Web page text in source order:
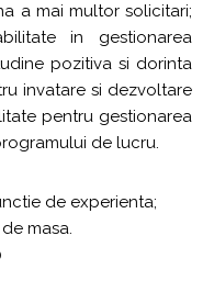
a mai multor solicitari;
in gestionarea
pozitiva si dorinta
invatare si dezvoltare
pentru gestionarea
de lucru.
de experienta;
masa.